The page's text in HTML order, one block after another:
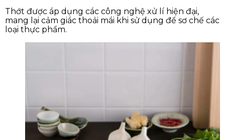
Thớt được áp dụng các công nghệ xử lí hiện đại,
mang lại cảm giác thoải mái khi sử dụng để sơ chế các
loại thực phẩm.